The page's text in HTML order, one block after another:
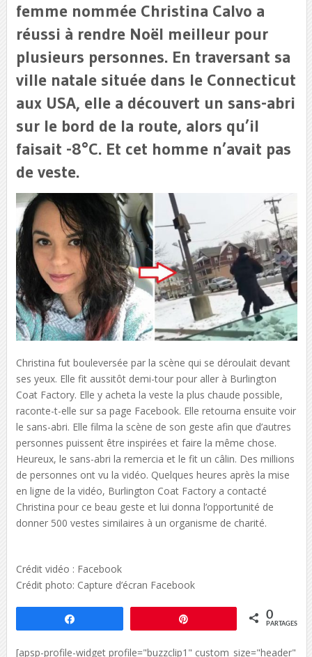
femme nommée Christina Calvo a
réussi à rendre Noël meilleur pour
plusieurs personnes. En traversant sa
ville natale située dans le Connecticut
aux USA, elle a découvert un sans-abri
sur le bord de la route, alors qu’il
faisait -8°C. Et cet homme n’avait pas
de veste.
Christina fut bouleversée par la scène qui se déroulait devant
ses yeux. Elle fit aussitôt demi-tour pour aller à Burlington
Coat Factory. Elle y acheta la veste la plus chaude possible,
raconte-t-elle sur sa page Facebook. Elle retourna ensuite voir
le sans-abri. Elle filma la scène de son geste afin que d’autres
personnes puissent être inspirées et faire la même chose.
Heureux, le sans-abri la remercia et le fit un câlin. Des millions
de personnes ont vu la vidéo. Quelques heures après la mise
en ligne de la vidéo, Burlington Coat Factory a contacté
Christina pour ce beau geste et lui donna l’opportunité de
donner 500 vestes similaires à un organisme de charité.
Crédit vidéo : Facebook
Crédit photo: Capture d’écran Facebook
0
PARTAGES
[apsp-profile-widget profile="buzzclip1" custom_size="header"